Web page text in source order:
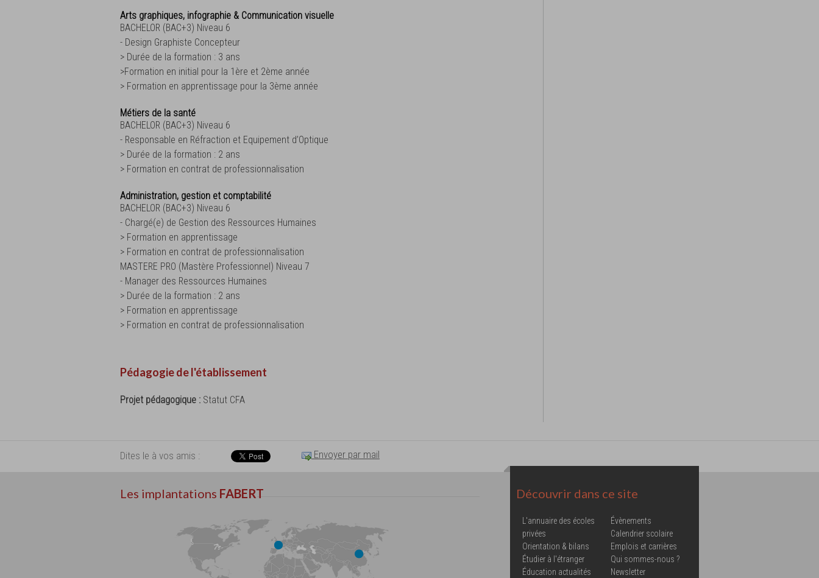
Arts graphiques, infographie & Communication visuelle
BACHELOR (BAC+3) Niveau 6
- Design Graphiste Concepteur
> Durée de la formation : 3 ans
>Formation en initial pour la 1ère et 2ème année
> Formation en apprentissage pour la 3ème année
Métiers de la santé
BACHELOR (BAC+3) Niveau 6
- Responsable en Réfraction et Equipement d’Optique
> Durée de la formation : 2 ans
> Formation en contrat de professionnalisation
Administration, gestion et comptabilité
BACHELOR (BAC+3) Niveau 6
- Chargé(e) de Gestion des Ressources Humaines
> Formation en apprentissage
> Formation en contrat de professionnalisation
MASTERE PRO (Mastère Professionnel) Niveau 7
- Manager des Ressources Humaines
> Durée de la formation : 2 ans
> Formation en apprentissage
> Formation en contrat de professionnalisation
Pédagogie de l'établissement
Projet pédagogique : Statut CFA
Dites le à vos amis : Envoyer par mail
Les implantations FABERT Découvrir dans ce site
L'annuaire des écoles
privées
Orientation & bilans
Étudier à l'étranger
Éducation actualités
Évènements
Calendrier scolaire
Emplois et carrières
Qui sommes-nous ?
Newsletter